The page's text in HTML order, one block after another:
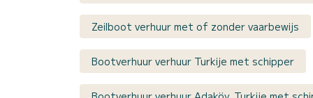
Zeilboot verhuur met of zonder vaarbewijs
Bootverhuur verhuur Turkije met schipper